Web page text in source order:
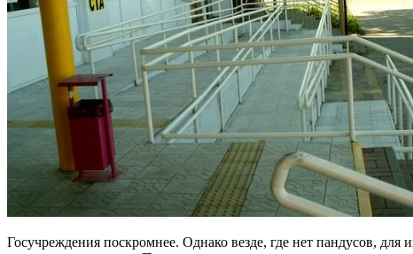
Госучреждения поскромнее. Однако везде, где нет пандусов, для